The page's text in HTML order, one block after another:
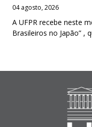
04 agosto, 2026
A UFPR recebe neste
Brasileiros no Japão” ,